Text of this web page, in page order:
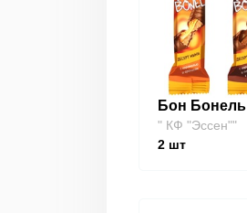
Бон Бонель
" КФ "Эссен""
2 шт